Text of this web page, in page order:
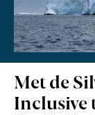
Met de
Inclusive